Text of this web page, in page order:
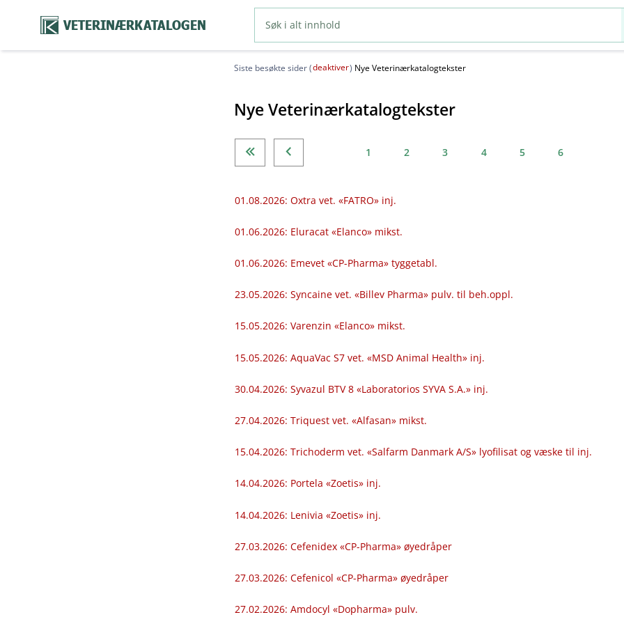
VETERINÆRKATALOGEN
Siste besøkte sider (deaktiver) Nye Veterinærkatalogtekster
Nye Veterinærkatalogtekster
1 2 3 4 5 6
01.08.2026: Oxtra vet. «FATRO» inj.
01.06.2026: Eluracat «Elanco» mikst.
01.06.2026: Emevet «CP-Pharma» tyggetabl.
23.05.2026: Syncaine vet. «Billev Pharma» pulv. til beh.oppl.
15.05.2026: Varenzin «Elanco» mikst.
15.05.2026: AquaVac S7 vet. «MSD Animal Health» inj.
30.04.2026: Syvazul BTV 8 «Laboratorios SYVA S.A.» inj.
27.04.2026: Triquest vet. «Alfasan» mikst.
15.04.2026: Trichoderm vet. «Salfarm Danmark A​​/​​S» lyofilisat og væske til inj.
14.04.2026: Portela «Zoetis» inj.
14.04.2026: Lenivia «Zoetis» inj.
27.03.2026: Cefenidex «CP-Pharma» øyedråper
27.03.2026: Cefenicol «CP-Pharma» øyedråper
27.02.2026: Amdocyl «Dopharma» pulv.